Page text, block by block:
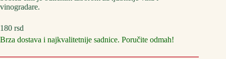
vinogradare.
180 rsd
Brza dostava i najkvalitetnije sadnice. Poručite odmah!